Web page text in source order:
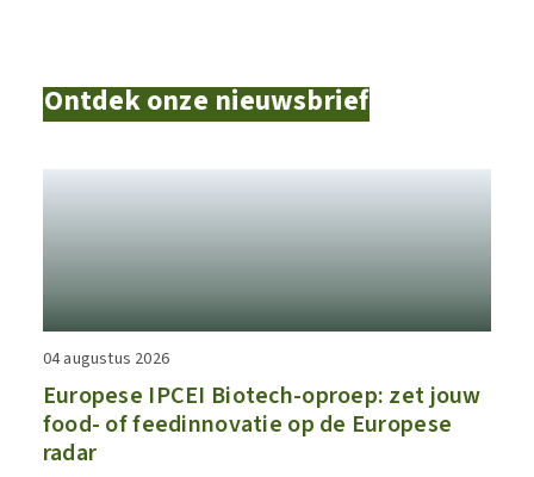
Ontdek onze nieuwsbrief
04 augustus 2026
​​Europese IPCEI Biotech-oproep: zet jouw
food- of feedinnovatie op de Europese
radar​